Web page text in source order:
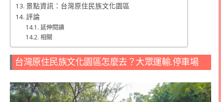
景點資訊：台灣原住民族文化園區
評論
延伸閱讀
相關
台灣原住民族文化園區怎麼去？大眾運輸.停車場